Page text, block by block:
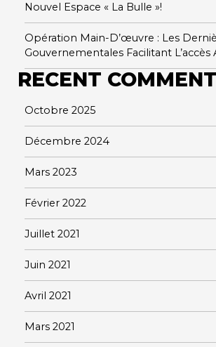
Nouvel Espace « La Bulle »!
Opération Main-D’œuvre : Les
Gouvernementales Facilitant L’accès
RECENT
Octobre 2025
Décembre 2024
Mars 2023
Février 2022
Juillet 2021
Juin 2021
Avril 2021
Mars 2021